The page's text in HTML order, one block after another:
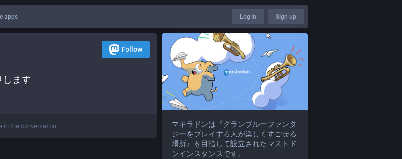
apps Log in Sign up
Follow
します
in the conversation
マキラドンは『グランブルーファンタ
ジーをプレイする人が楽しくすごせる
場所』を目指して設立されたマストド
ンインスタンスです。